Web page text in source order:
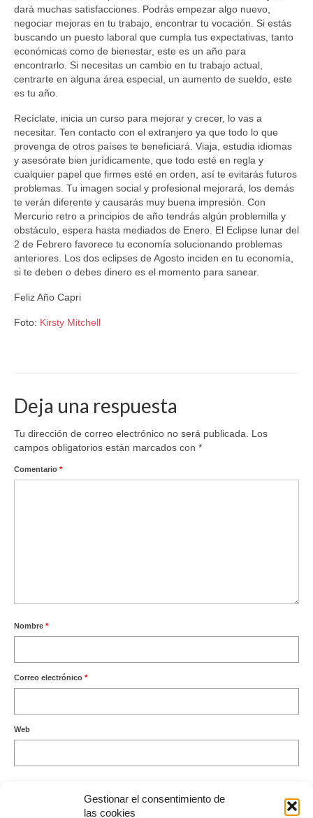
Gestionar el consentimiento de
las cookies
dará muchas satisfacciones. Podrás empezar algo nuevo,
negociar mejoras en tu trabajo, encontrar tu vocación. Si estás
buscando un puesto laboral que cumpla tus expectativas, tanto
económicas como de bienestar, este es un año para
encontrarlo. Si necesitas un cambio en tu trabajo actual,
centrarte en alguna área especial, un aumento de sueldo, este
es tu año.
Recíclate, inicia un curso para mejorar y crecer, lo vas a
necesitar. Ten contacto con el extranjero ya que todo lo que
provenga de otros países te beneficiará. Viaja, estudia idiomas
y asesórate bien jurídicamente, que todo esté en regla y
cualquier papel que firmes esté en orden, así te evitarás futuros
problemas. Tu imagen social y profesional mejorará, los demás
te verán diferente y causarás muy buena impresión. Con
Mercurio retro a principios de año tendrás algún problemilla y
obstáculo, espera hasta mediados de Enero. El Eclipse lunar del
2 de Febrero favorece tu economía solucionando problemas
anteriores. Los dos eclipses de Agosto inciden en tu economía,
si te deben o debes dinero es el momento para sanear.
Feliz Año Capri
Foto: Kirsty Mitchell
Deja una respuesta
Tu dirección de correo electrónico no será publicada. Los
campos obligatorios están marcados con *
Comentario *
Nombre *
Correo electrónico *
Web